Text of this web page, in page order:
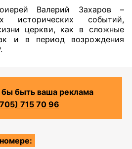
Валерий Захаров –
исторических событий,
церкви, как в сложные
и в период возрождения
бы быть ваша реклама
715 70 96